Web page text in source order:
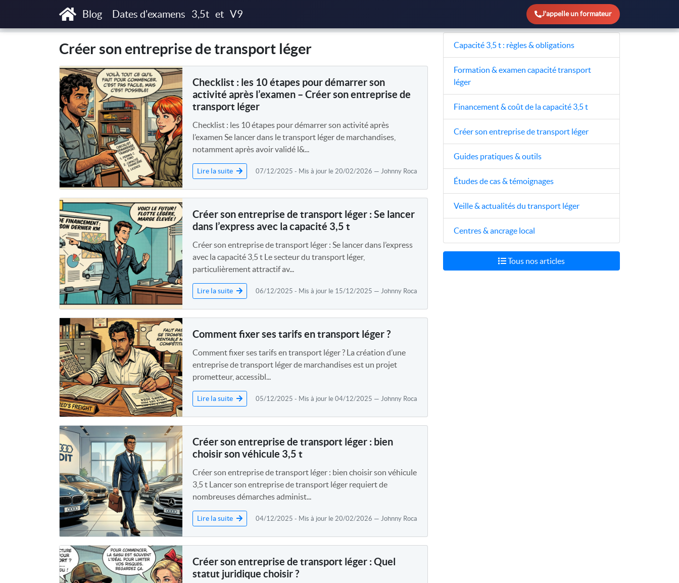
Blog Dates d'examens 3,5t et V9 J'appelle un formateur
Accueil Blogs Créer son entreprise de transport léger
Créer son entreprise de transport léger
Checklist : les 10 étapes pour démarrer son
activité après l’examen – Créer son entreprise de
transport léger
Checklist : les 10 étapes pour démarrer son activité après
l’examen Se lancer dans le transport léger de marchandises,
notamment après avoir validé l&...
Lire la suite 07/12/2025 - Mis à jour le 20/02/2026 — Johnny Roca
Créer son entreprise de transport léger : Se lancer
dans l’express avec la capacité 3,5 t
Créer son entreprise de transport léger : Se lancer dans l’express
avec la capacité 3,5 t Le secteur du transport léger,
particulièrement attractif av...
Lire la suite 06/12/2025 - Mis à jour le 15/12/2025 — Johnny Roca
Comment fixer ses tarifs en transport léger ?
Comment fixer ses tarifs en transport léger ? La création d’une
entreprise de transport léger de marchandises est un projet
prometteur, accessibl...
Lire la suite 05/12/2025 - Mis à jour le 04/12/2025 — Johnny Roca
Créer son entreprise de transport léger : bien
choisir son véhicule 3,5 t
Créer son entreprise de transport léger : bien choisir son véhicule
3,5 t Lancer son entreprise de transport léger requiert de
nombreuses démarches administ...
Lire la suite 04/12/2025 - Mis à jour le 20/02/2026 — Johnny Roca
Créer son entreprise de transport léger : Quel
statut juridique choisir ?
Capacité 3,5 t : règles & obligations
Formation & examen capacité transport
léger
Financement & coût de la capacité 3,5 t
Créer son entreprise de transport léger
Guides pratiques & outils
Études de cas & témoignages
Veille & actualités du transport léger
Centres & ancrage local
Tous nos articles